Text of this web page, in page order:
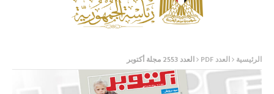
الرئيسية العدد PDF العدد 2553 مجلة أكتوبر